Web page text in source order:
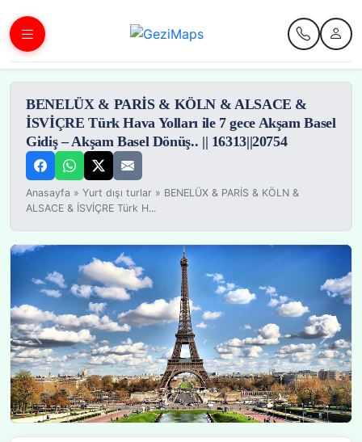
BENELÜX & PARİS & KÖLN & ALSACE &
İSVİÇRE Türk Hava Yolları ile 7 gece Akşam Basel
Gidiş – Akşam Basel Dönüş.. || 16313||20754
Anasayfa »Yurt dışı turlar » BENELÜX & PARİS & KÖLN &
ALSACE & İSVİÇRE Türk H...